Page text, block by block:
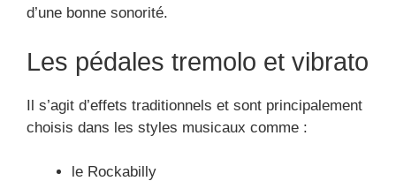
d’une bonne sonorité.
Les pédales tremolo et vibrato
Il s’agit d’effets traditionnels et sont principalement
choisis dans les styles musicaux comme :
le Rockabilly